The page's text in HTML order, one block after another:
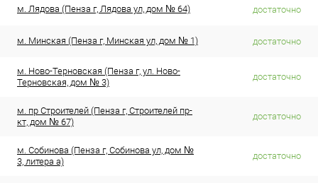
м. Лядова (Пенза г, Лядова ул, дом № 64) достаточно
м. Минская (Пенза г, Минская ул, дом № 1) достаточно
м. Ново-Терновская (Пенза г, ул. Ново-
Терновская, дом № 3)
достаточно
м. пр Строителей (Пенза г, Строителей пр-
кт, дом № 67)
достаточно
м. Собинова (Пенза г, Собинова ул, дом №
3, литера а)
достаточно